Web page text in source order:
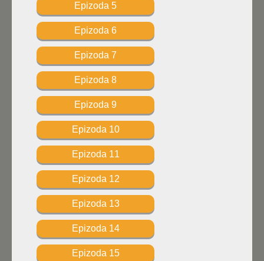
Epizoda 5
Epizoda 6
Epizoda 7
Epizoda 8
Epizoda 9
Epizoda 10
Epizoda 11
Epizoda 12
Epizoda 13
Epizoda 14
Epizoda 15